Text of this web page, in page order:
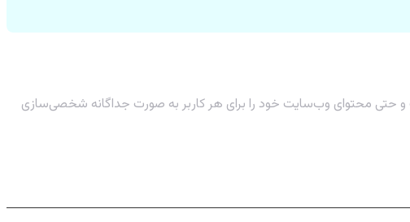
و حتی محتوای وب‌سایت خود را برای هر کاربر به صورت جداگانه شخصی‌سازی